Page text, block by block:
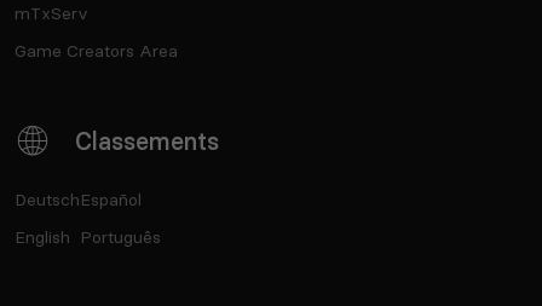
mTxServ
Game Creators Area
Classements
Deutsch
English
Español
Português